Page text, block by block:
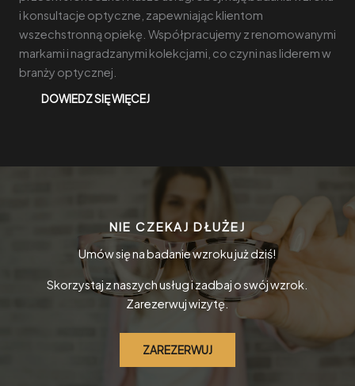
i konsultacje optyczne, zapewniając klientom
wszechstronną opiekę. Współpracujemy z renomowanymi
markami i nagradzanymi kolekcjami, co czyni nas liderem w
branży optycznej.
DOWIEDZ SIĘ WIĘCEJ
NIE CZEKAJ DŁUŻEJ
Umów się na badanie wzroku już dziś!
Skorzystaj z naszych usług i zadbaj o swój wzrok.
Zarezerwuj wizytę.
ZAREZERWUJ